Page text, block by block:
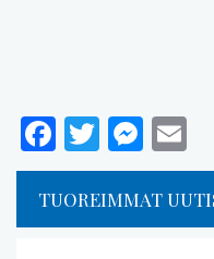
Facebook
Twitter
TUOREIMMAT